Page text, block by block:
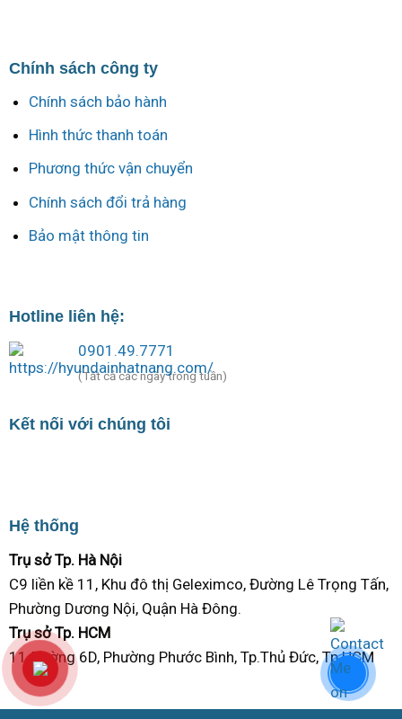
Chính sách công ty
Chính sách bảo hành
Hình thức thanh toán
Phương thức vận chuyển
Chính sách đổi trả hàng
Bảo mật thông tin
Hotline liên hệ:
0901.49.7771
(Tất cả các ngày trong tuần)
Kết nối với chúng tôi
Hệ thống
Trụ sở Tp. Hà Nội
C9 liền kề 11, Khu đô thị Geleximco, Đường Lê Trọng Tấn,
Phường Dương Nội, Quận Hà Đông.
Trụ sở Tp. HCM
11 Đường 6D, Phường Phước Bình, Tp.Thủ Đức, Tp.HCM